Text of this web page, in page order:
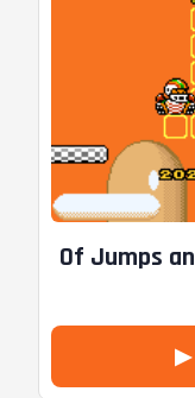
Of Jumps
▶